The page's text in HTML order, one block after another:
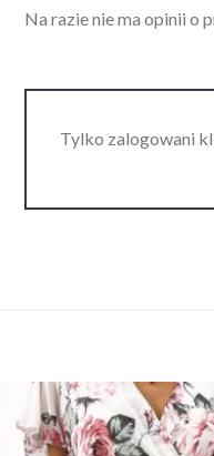
Na razie nie ma opinii o
Tylko zalogowani